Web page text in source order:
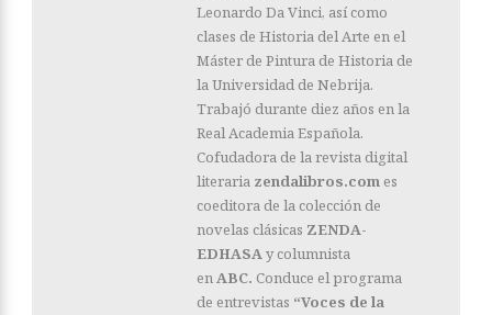
Leonardo Da Vinci, así como
clases de Historia del Arte en el
Máster de Pintura de Historia de
la Universidad de Nebrija.
Trabajó durante diez años en la
Real Academia Española.
Cofudadora de la revista digital
literaria zendalibros.com es
coeditora de la colección de
novelas clásicas ZENDA-
EDHASAy columnista
enABC. Conduce el programa
de entrevistas “Voces de la